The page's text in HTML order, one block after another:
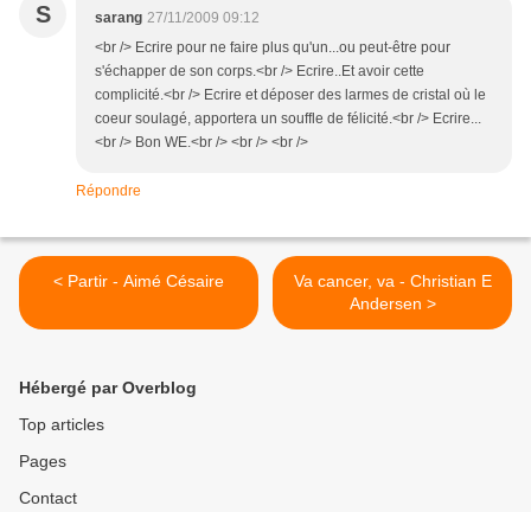
S sarang 27/11/2009 09:12
<br /> Ecrire pour ne faire plus qu'un...ou peut-être pour
s'échapper de son corps.<br /> Ecrire..Et avoir cette
complicité.<br /> Ecrire et déposer des larmes de cristal où le
coeur soulagé, apportera un souffle de félicité.<br /> Ecrire...
<br /> Bon WE.<br /> <br /> <br />
Répondre
< Partir - Aimé Césaire
Va cancer, va - Christian E
Andersen >
Hébergé par Overblog
Top articles
Pages
Contact